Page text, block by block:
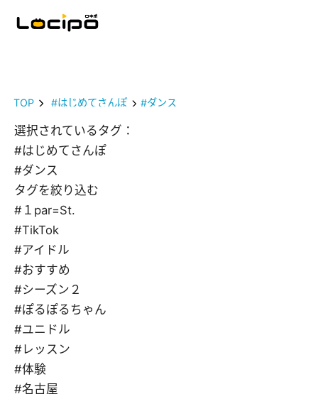
TOP #はじめてさんぽ #ダンス
選択されているタグ：
#はじめてさんぽ
#ダンス
タグを絞り込む
#１par=St.
#TikTok
#アイドル
#おすすめ
#シーズン２
#ぽるぽるちゃん
#ユニドル
#レッスン
#体験
#名古屋